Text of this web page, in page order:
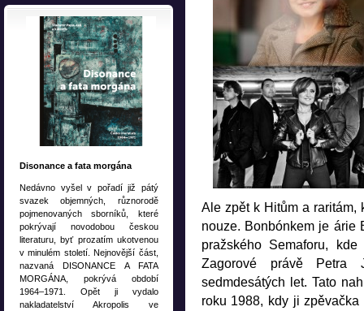
Ale zpět k Hitům a raritám,
nouze. Bonbónkem je árie
pražského Semaforu,
Zagorové právě
sedmdesátých let. Tato
roku 1988, kdy ji
Disonance a fata morgána
Nedávno vyšel v pořadí již pátý
svazek objemných, různorodě
pojmenovaných sborníků, které
pokrývají novodobou českou
literaturu, byť prozatím ukotvenou
v minulém století. Nejnovější část,
nazvaná DISONANCE A FATA
MORGÁNA, pokrývá období
1964–1971. Opět ji vydalo
nakladatelství Akropolis ve